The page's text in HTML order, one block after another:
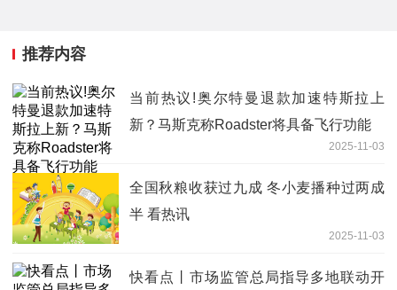
推荐内容
当前热议!奥尔特曼退款加速特斯拉上
新？马斯克称Roadster将具备飞行功能
2025-11-03
全国秋粮收获过九成 冬小麦播种过两成
半 看热讯
2025-11-03
快看点丨市场监管总局指导多地联动开